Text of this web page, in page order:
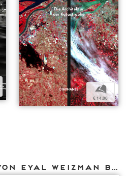
b
€ 14,00
Weitere Texte von Eyal Weizman bei DIAPHANES